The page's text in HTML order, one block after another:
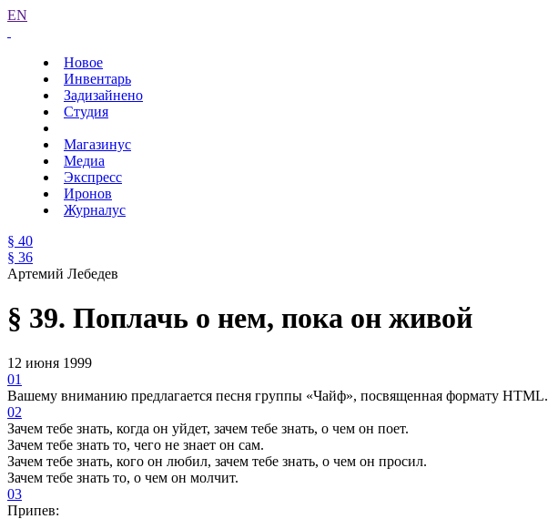
EN
Новое
Инвентарь
Задизайнено
Студия
Магазинус
Медиа
Экспресс
Иронов
Журналус
§ 40
§ 36
Артемий Лебедев
§ 39. Поплачь о нем, пока он живой
12 июня 1999
01
Вашему вниманию предлагается песня группы «Чайф», посвященная формату HTML.
02
Зачем тебе знать, когда он уйдет, зачем тебе знать, о чем он поет.
Зачем тебе знать то, чего не знает он сам.
Зачем тебе знать, кого он любил, зачем тебе знать, о чем он просил.
Зачем тебе знать то, о чем он молчит.
03
Припев: